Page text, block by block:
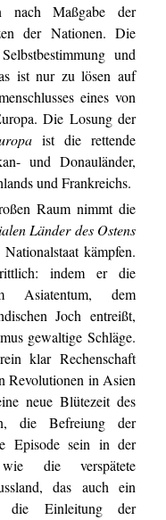
nach Maßgabe der
der Nationen. Die
und
ist nur zu lösen auf
eines von
Die Losung der
ist die rettende
und Donauländer,
und Frankreichs.
Raum nimmt die
Länder des Ostens
kämpfen.
indem er die
Asiatentum, dem
Joch entreißt,
gewaltige Schläge.
klar Rechenschaft
Revolutionen in Asien
neue Blütezeit des
die Befreiung der
Episode sein in der
wie die verspätete
das auch ein
die Einleitung der